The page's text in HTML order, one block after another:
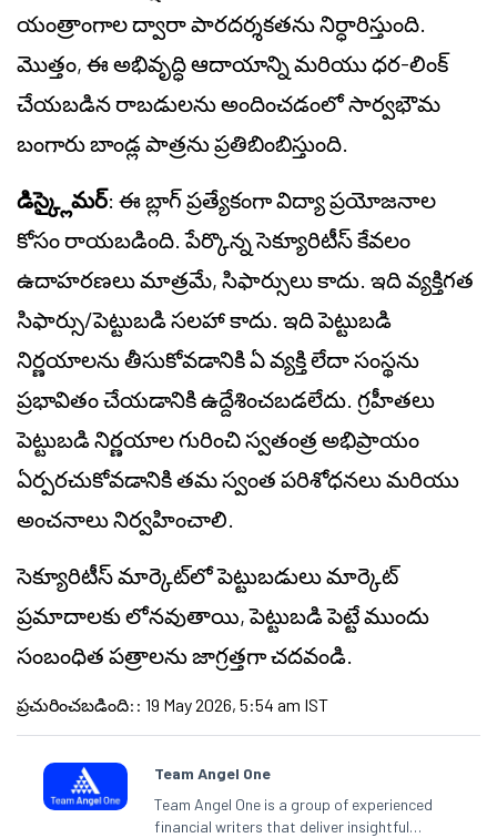
యంత్రాంగాల ద్వారా పారదర్శకతను నిర్ధారిస్తుంది.
మొత్తం, ఈ అభివృద్ధి ఆదాయాన్ని మరియు ధర-లింక్
చేయబడిన రాబడులను అందించడంలో సార్వభౌమ
బంగారు బాండ్ల పాత్రను ప్రతిబింబిస్తుంది.
డిస్క్లైమర్: ఈ బ్లాగ్ ప్రత్యేకంగా విద్యా ప్రయోజనాల
కోసం రాయబడింది. పేర్కొన్న సెక్యూరిటీస్ కేవలం
ఉదాహరణలు మాత్రమే, సిఫార్సులు కాదు. ఇది వ్యక్తిగత
సిఫార్సు/పెట్టుబడి సలహా కాదు. ఇది పెట్టుబడి
నిర్ణయాలను తీసుకోవడానికి ఏ వ్యక్తి లేదా సంస్థను
ప్రభావితం చేయడానికి ఉద్దేశించబడలేదు. గ్రహీతలు
పెట్టుబడి నిర్ణయాల గురించి స్వతంత్ర అభిప్రాయం
ఏర్పరచుకోవడానికి తమ స్వంత పరిశోధనలు మరియు
అంచనాలు నిర్వహించాలి.
సెక్యూరిటీస్ మార్కెట్‌లో పెట్టుబడులు మార్కెట్
ప్రమాదాలకు లోనవుతాయి, పెట్టుబడి పెట్టే ముందు
సంబంధిత పత్రాలను జాగ్రత్తగా చదవండి.
ప్రచురించబడింది: : 19 May 2026, 5:54 am IST
Team Angel One
Team Angel One is a group of experienced
financial writers that deliver insightful